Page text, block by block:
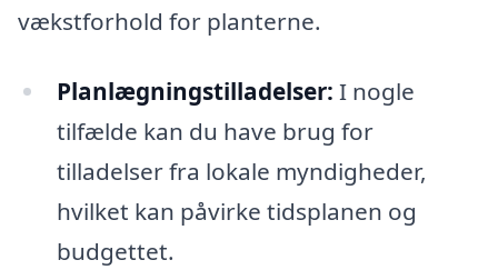
vækstforhold for planterne.
Planlægningstilladelser: I nogle
tilfælde kan du have brug for
tilladelser fra lokale myndigheder,
hvilket kan påvirke tidsplanen og
budgettet.